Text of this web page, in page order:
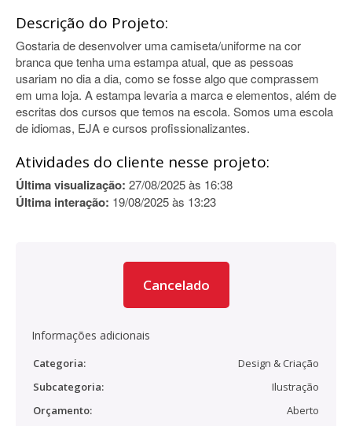
Descrição do Projeto:
Gostaria de desenvolver uma camiseta/uniforme na cor
branca que tenha uma estampa atual, que as pessoas
usariam no dia a dia, como se fosse algo que comprassem
em uma loja. A estampa levaria a marca e elementos, além de
escritas dos cursos que temos na escola. Somos uma escola
de idiomas, EJA e cursos profissionalizantes.
Atividades do cliente nesse projeto:
Última visualização: 27/08/2025 às 16:38
Última interação: 19/08/2025 às 13:23
Cancelado
Informações adicionais
Categoria:
Design & Criação
Subcategoria:
Ilustração
Orçamento:
Aberto